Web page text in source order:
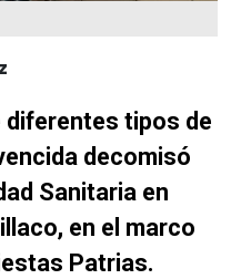
diferentes tipos de
decomisó
Sanitaria en
en el marco
Patrias.